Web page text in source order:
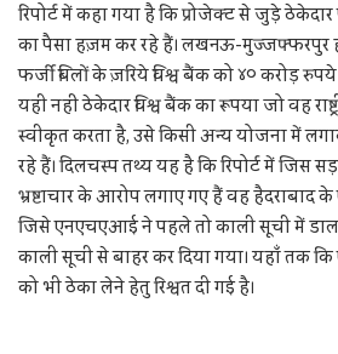
रिपोर्ट में कहा गया है कि प्रोजेक्ट से जुड़े
का पैसा हज़म कर रहे हैं। लखनऊ-मुज्जफ्फरपुर
फर्जी बिलों के ज़रिये विश्व बैंक को ४० करोड़
यही नहीं ठेकेदार विश्व बैंक का रूपया जो वह
स्वीकृत करता है, उसे किसी अन्य योजना में
रहे हैं। दिलचस्प तथ्य यह है कि रिपोर्ट में जिस
भ्रष्टाचार के आरोप लगाए गए हैं वह हैदराबाद
जिसे एनएचएआई ने पहले तो काली सूची में
काली सूची से बाहर कर दिया गया। यहाँ तक
को भी ठेका लेने हेतु रिश्वत दी गई है।